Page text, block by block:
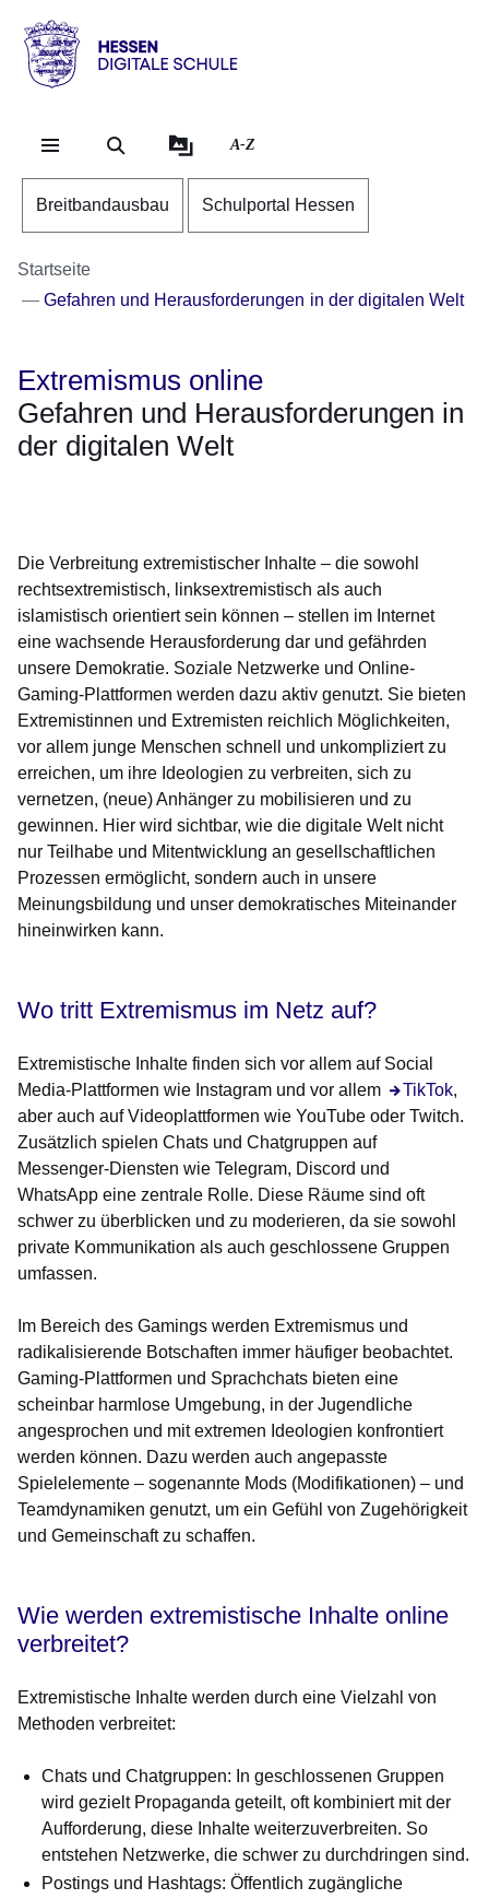
Hessen
Digitale
A-Z
Breitbandausbau Schulportal Hessen
Startseite
Gefahren und Herausforderungen in der digitalen Welt
Extremismus online
Gefahren und Herausforderungen in
der digitalen Welt
Die Verbreitung extremistischer Inhalte – die sowohl
rechtsextremistisch, linksextremistisch als auch
islamistisch orientiert sein können – stellen im Internet
eine wachsende Herausforderung dar und gefährden
unsere Demokratie. Soziale Netzwerke und Online-
Gaming-Plattformen werden dazu aktiv genutzt. Sie bieten
Extremistinnen und Extremisten reichlich Möglichkeiten,
vor allem junge Menschen schnell und unkompliziert zu
erreichen, um ihre Ideologien zu verbreiten, sich zu
vernetzen, (neue) Anhänger zu mobilisieren und zu
gewinnen. Hier wird sichtbar, wie die digitale Welt nicht
nur Teilhabe und Mitentwicklung an gesellschaftlichen
Prozessen ermöglicht, sondern auch in unsere
Meinungsbildung und unser demokratisches Miteinander
hineinwirken kann.
Wo tritt Extremismus im Netz auf?
Extremistische Inhalte finden sich vor allem auf Social
Media-Plattformen wie Instagram und vor allem
TikTok,
aber auch auf Videoplattformen wie YouTube oder Twitch.
Zusätzlich spielen Chats und Chatgruppen auf
Messenger-Diensten wie Telegram, Discord und
WhatsApp eine zentrale Rolle. Diese Räume sind oft
schwer zu überblicken und zu moderieren, da sie sowohl
private Kommunikation als auch geschlossene Gruppen
umfassen.
Im Bereich des Gamings werden Extremismus und
radikalisierende Botschaften immer häufiger beobachtet.
Gaming-Plattformen und Sprachchats bieten eine
scheinbar harmlose Umgebung, in der Jugendliche
angesprochen und mit extremen Ideologien konfrontiert
werden können. Dazu werden auch angepasste
Spielelemente – sogenannte Mods (Modifikationen) – und
Teamdynamiken genutzt, um ein Gefühl von Zugehörigkeit
und Gemeinschaft zu schaffen.
Wie werden extremistische Inhalte online
verbreitet?
Extremistische Inhalte werden durch eine Vielzahl von
Methoden verbreitet:
Chats und Chatgruppen: In geschlossenen Gruppen
wird gezielt Propaganda geteilt, oft kombiniert mit der
Aufforderung, diese Inhalte weiterzuverbreiten. So
entstehen Netzwerke, die schwer zu durchdringen sind.
Postings und Hashtags: Öffentlich zugängliche